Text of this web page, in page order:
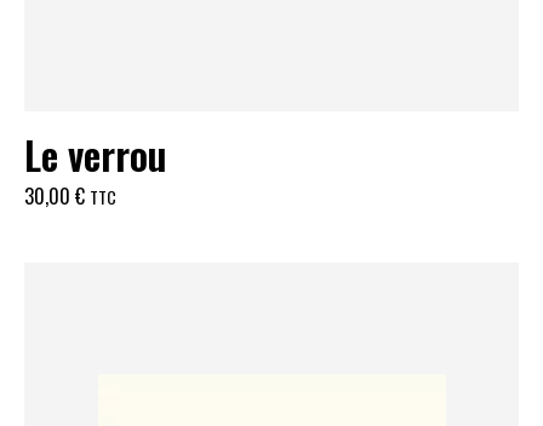
Le verrou
30,00 € TTC